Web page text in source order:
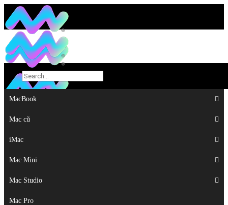
MacBook
Mac cũ
iMac
Mac Mini
Mac Studio
MacBook
Mac cũ
iMac
Mac Mini
Mac Studio
Mac Pro